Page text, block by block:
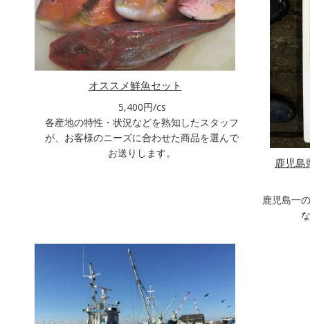
オススメ鮮魚セット
5,400円/cs
各産地の特性・状況などを熟知したスタッフ
が、お客様のニーズに合わせた商品を選んで
お送りします。
鹿児
鹿児島一